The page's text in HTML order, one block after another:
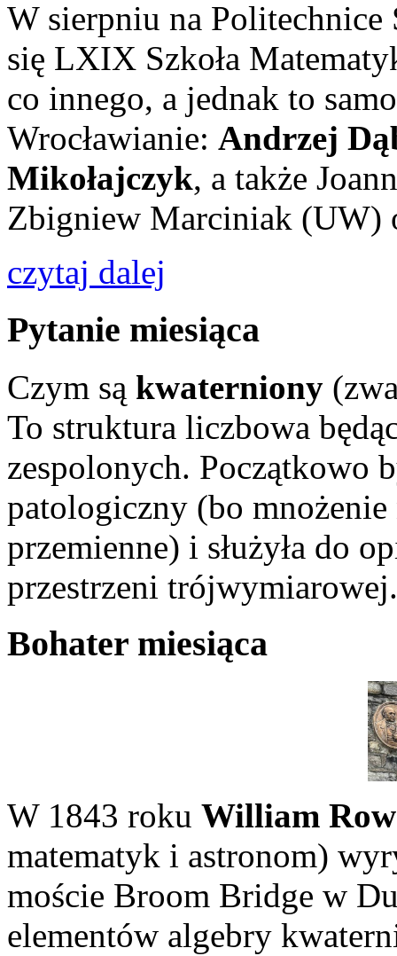
W sierpniu na
się LXIX Szkoła
co innego, a jednak to
Wrocławianie: Andrzej
Mikołajczyk, a także
Zbigniew Marciniak (UW)
czytaj dalej
Pytanie miesiąca
Czym są kwaterniony
To struktura liczbowa
zespolonych. Początkowo
patologiczny (bo
przemienne) i służyła do
przestrzeni trójwymiarowej.
Bohater miesiąca
W 1843 roku William
matematyk i astronom)
moście Broom Bridge w
elementów algebry